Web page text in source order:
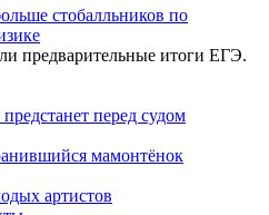
стобалльников по
предварительные итоги ЕГЭ.
перед судом
мамонтёнок
артистов